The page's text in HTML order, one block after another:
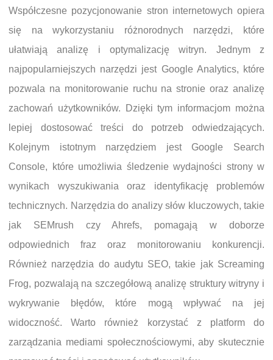
Współczesne pozycjonowanie stron internetowych opiera
się na wykorzystaniu różnorodnych narzędzi, które
ułatwiają analizę i optymalizację witryn. Jednym z
najpopularniejszych narzędzi jest Google Analytics, które
pozwala na monitorowanie ruchu na stronie oraz analizę
zachowań użytkowników. Dzięki tym informacjom można
lepiej dostosować treści do potrzeb odwiedzających.
Kolejnym istotnym narzędziem jest Google Search
Console, które umożliwia śledzenie wydajności strony w
wynikach wyszukiwania oraz identyfikację problemów
technicznych. Narzędzia do analizy słów kluczowych, takie
jak SEMrush czy Ahrefs, pomagają w doborze
odpowiednich fraz oraz monitorowaniu konkurencji.
Również narzędzia do audytu SEO, takie jak Screaming
Frog, pozwalają na szczegółową analizę struktury witryny i
wykrywanie błędów, które mogą wpływać na jej
widoczność. Warto również korzystać z platform do
zarządzania mediami społecznościowymi, aby skutecznie